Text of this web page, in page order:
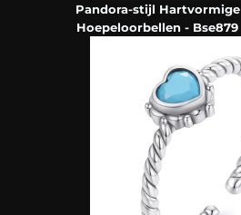
Pandora-stijl Hartvormige
Hoepeloorbellen - Bse879